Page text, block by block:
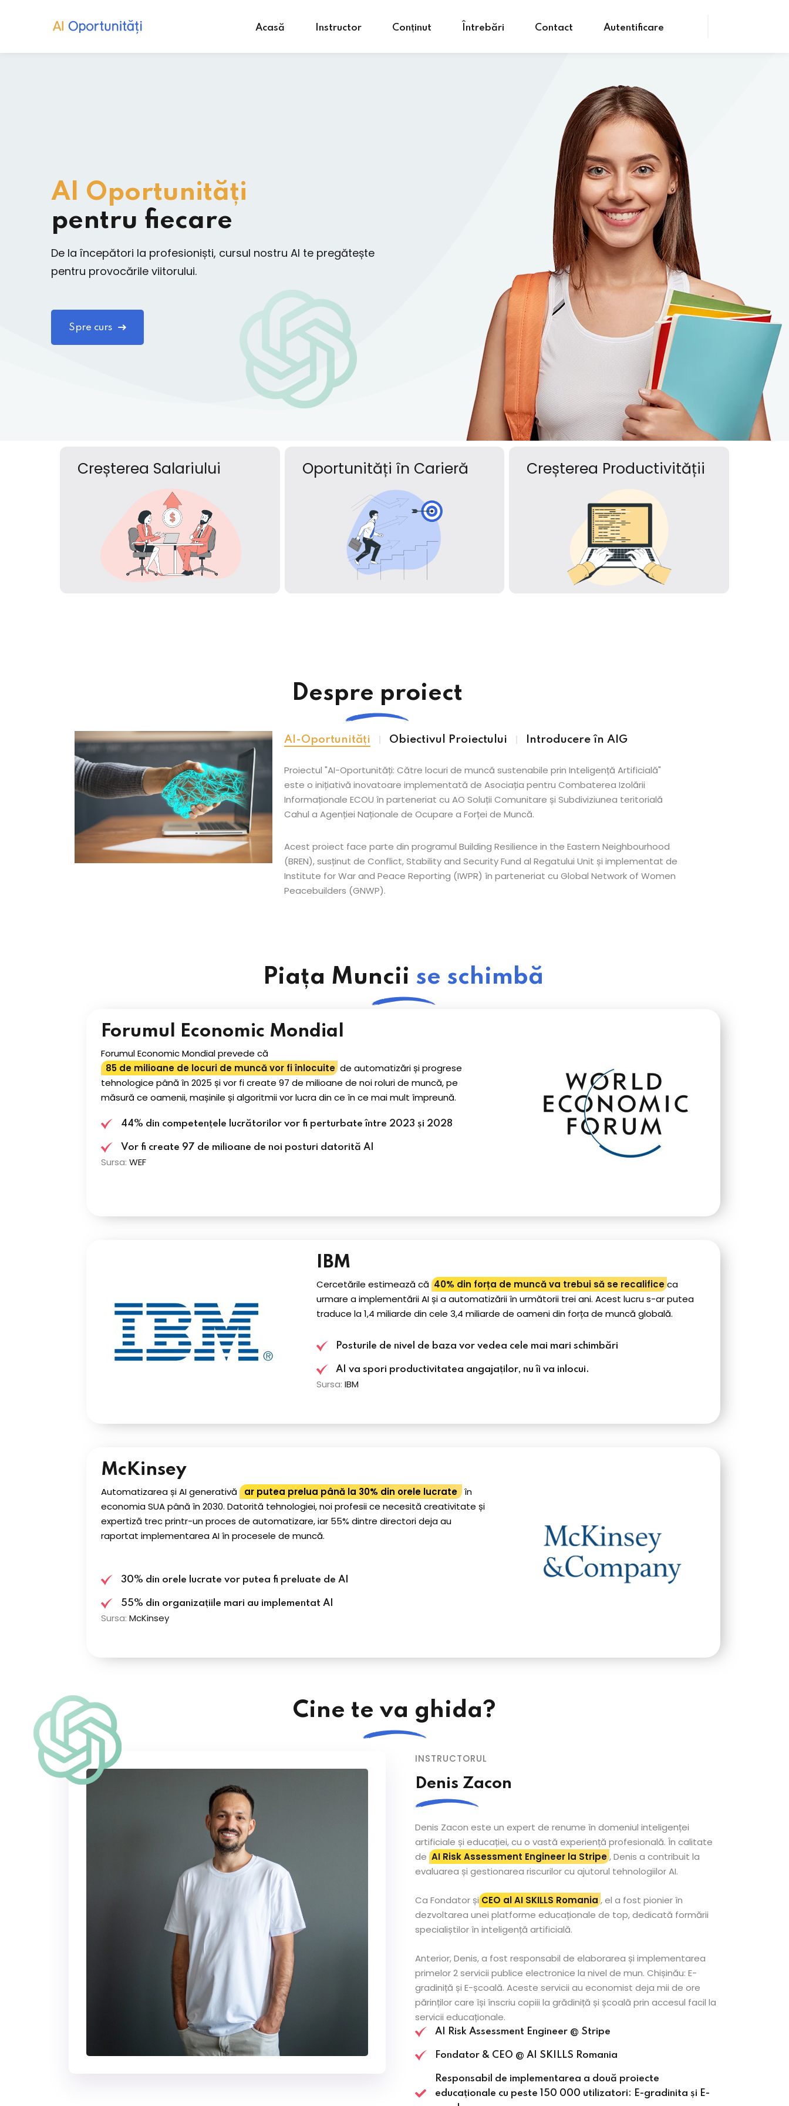
Acasă Instructor Conținut Întrebări Contact Autentificare
AI Oportunități
pentru fiecare
De la începători la profesioniști, cursul nostru AI te pregătește
pentru provocările viitorului.
Spre curs
Creșterea Salariului Oportunități în Carieră Creșterea Productivității
Despre proiect
AI-Oportunități Obiectivul Proiectului Introducere în AIG
Proiectul "AI-Oportunități: Către locuri de muncă sustenabile prin Inteligență Artificială"
este o inițiativă inovatoare implementată de Asociația pentru Combaterea Izolării
Informaționale ECOU în parteneriat cu AO Soluții Comunitare și Subdiviziunea teritorială
Cahul a Agenției Naționale de Ocupare a Forței de Muncă.
Acest proiect face parte din programul Building Resilience in the Eastern Neighbourhood
(BREN), susținut de Conflict, Stability and Security Fund al Regatului Unit și implementat de
Institute for War and Peace Reporting (IWPR) în parteneriat cu Global Network of Women
Peacebuilders (GNWP).
Piața Muncii se schimbă
Forumul Economic Mondial
Forumul Economic Mondial prevede că
85 de milioane de locuri de muncă vor fi înlocuite de automatizări și progrese
tehnologice până în 2025 și vor fi create 97 de milioane de noi roluri de muncă, pe
măsură ce oamenii, mașinile și algoritmii vor lucra din ce în ce mai mult împreună.
44% din competențele lucrătorilor vor fi perturbate între 2023 și 2028
Vor fi create 97 de milioane de noi posturi datorită AI​
Sursa: WEF
IBM
Cercetările estimează că 40% din forța de muncă va trebui să se recalificeca
urmare a implementării AI și a automatizării în următorii trei ani. Acest lucru s-ar putea
traduce la 1,4 miliarde din cele 3,4 miliarde de oameni din forța de muncă globală.
Posturile de nivel de baza vor vedea cele mai mari schimbări​
AI va spori productivitatea angajaților, nu îi va inlocui.
Sursa: IBM
McKinsey
Automatizarea și AI generativă ar putea prelua până la 30% din orele lucrateîn
economia SUA până în 2030. Datorită tehnologiei, noi profesii ce necesită creativitate și
expertiză trec printr-un proces de automatizare, iar 55% dintre directori deja au
raportat implementarea AI în procesele de muncă.
30% din orele lucrate vor putea fi preluate de AI
55% din organizațiile mari au implementat AI
Sursa: McKinsey
Cine te va ghida?
INSTRUCTORUL
Denis Zacon
Denis Zacon este un expert de renume în domeniul inteligenței
artificiale și educației, cu o vastă experiență profesională. În calitate
de AI Risk Assessment Engineer la Stripe, Denis a contribuit la
evaluarea și gestionarea riscurilor cu ajutorul tehnologiilor AI.
Ca Fondator și CEO al AI SKILLS Romania , el a fost pionier în
dezvoltarea unei platforme educaționale de top, dedicată formării
specialiștilor în inteligență artificială.
Anterior, Denis, a fost responsabil de elaborarea și implementarea
primelor 2 servicii publice electronice la nivel de mun. Chișinău: E-
gradiniță și E-școală. Aceste servicii au economist deja mii de ore
părinților care își înscriu copiii la grădiniță și școală prin accesul facil la
servicii educaționale.
AI Risk Assessment Engineer @ Stripe
Fondator & CEO @ AI SKILLS Romania
Responsabil de implementarea a două proiecte
educaționale cu peste 150 000 utilizatori: E-gradinita și E-